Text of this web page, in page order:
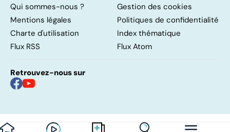
Qui sommes-nous ?
Gestion des cookies
Mentions légales
Politiques de confidentialité
Charte d'utilisation
Index thématique
Flux RSS
Flux Atom
Retrouvez-nous sur